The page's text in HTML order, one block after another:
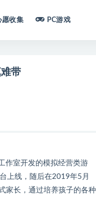
愿收集 PC游戏
带
作室开发的模拟经营类游
上线，随后在2019年5月
家长，通过培养孩子的各种